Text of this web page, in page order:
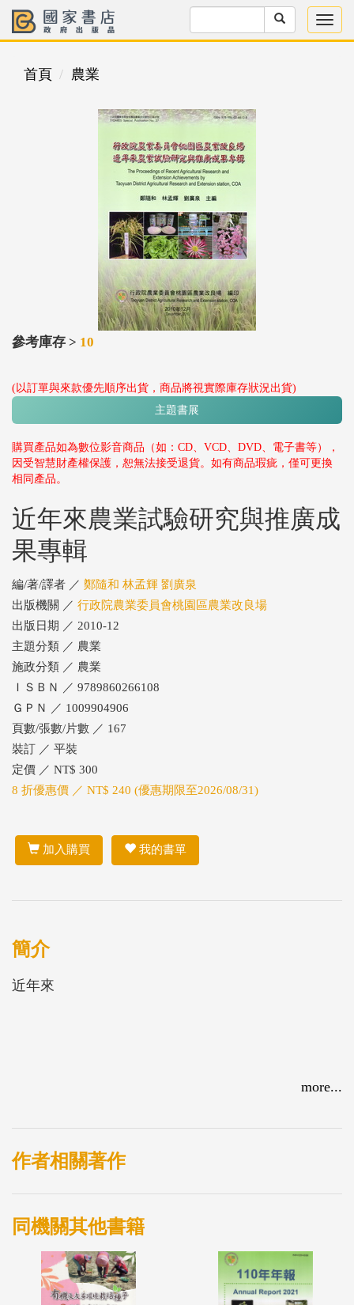
首頁 農業
參考庫存 > 10
(以訂單與來款優先順序出貨，商品將視實際庫存狀況出貨)
主題書展
購買產品如為數位影音商品（如：CD、VCD、DVD、電子書等），
因受智慧財產權保護，恕無法接受退貨。如有商品瑕疵，僅可更換
相同產品。
近年來農業試驗研究與推廣成
果專輯
編/著/譯者 ／ 鄭隨和 林孟輝 劉廣泉
出版機關 ／ 行政院農業委員會桃園區農業改良場
出版日期 ／ 2010-12
主題分類 ／ 農業
施政分類 ／ 農業
ＩＳＢＮ ／ 9789860266108
ＧＰＮ ／ 1009904906
頁數/張數/片數 ／ 167
裝訂 ／ 平裝
定價 ／ NT$ 300
8 折優惠價 ／ NT$ 240 (優惠期限至2026/08/31)
加入購買 我的書單
簡介
近年來
more...
作者相關著作
同機關其他書籍